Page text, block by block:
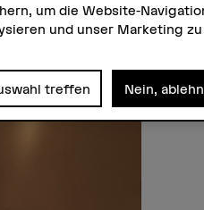
um die Website-
und unser Marketing zu
treffen Nein,